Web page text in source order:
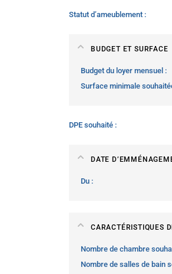
Statut d’ameublement
BUDGET ET SURFACE
Budget du loyer mensuel
Surface minimale
DPE souhaité
DATE
Du
CARACTÉRISTIQUES
Nombre de chambre
Nombre de salles de bain